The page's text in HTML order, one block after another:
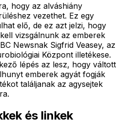
hogy az alváshiány
vezethet. Ez egy
elő, de ez azt jelzi, hogy
vizsgálnunk az emberek
Newsnak Sigfrid Veasey, az
Központ illetékese.
lépés az lesz, hogy váltott
emberek agyát fogják
találjanak az agysejtek
és linkek